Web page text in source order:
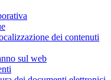
dei contenuti
sul web